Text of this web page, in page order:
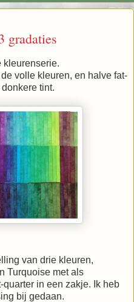
gradaties
kleurenserie.
volle kleuren, en halve fat-
tint.
van drie kleuren,
Turquoise met als
quarter in een zakje. Ik heb
bij gedaan.